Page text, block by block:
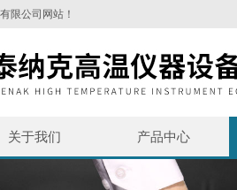
限公司网站！
关于我们 产品中心